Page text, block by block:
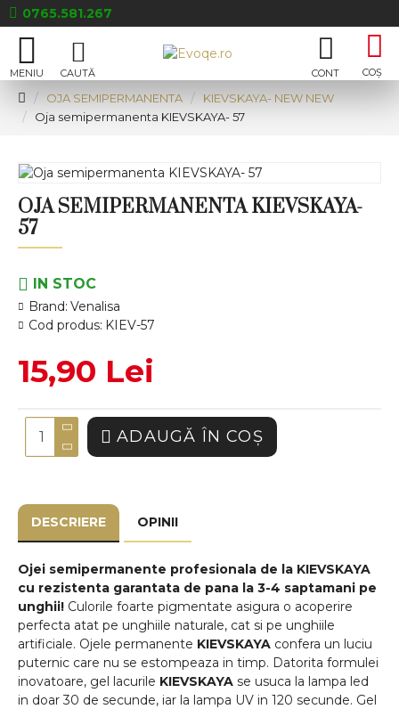
0765.581.267
OJA SEMIPERMANENTA
KIEVSKAYA- NEW NEW
Oja semipermanenta KIEVSKAYA- 57
OJA SEMIPERMANENTA KIEVSKAYA-
57
IN STOC
Brand: Venalisa
Cod produs: KIEV-57
15,90 Lei
ADAUGĂ ÎN COŞ
DESCRIERE OPINII
Ojei semipermanente profesionala de la KIEVSKAYA
cu rezistenta garantata de pana la 3-4 saptamani pe
unghii! Culorile foarte pigmentate asigura o acoperire
perfecta atat pe unghiile naturale, cat si pe unghiile
artificiale. Ojele permanente KIEVSKAYA confera un luciu
puternic care nu se estompeaza in timp. Datorita formulei
inovatoare, gel lacurile KIEVSKAYA se usuca la lampa led
in doar 30 de secunde, iar la lampa UV in 120 secunde. Gel